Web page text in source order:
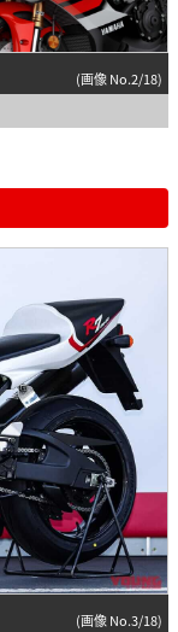
(画像 No.2/18)
(画像 No.3/18)